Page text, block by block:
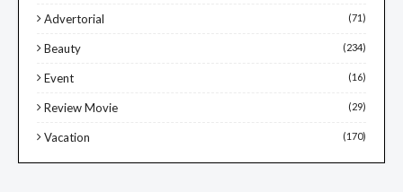
Advertorial (71)
Beauty (234)
Event (16)
Review Movie (29)
Vacation (170)